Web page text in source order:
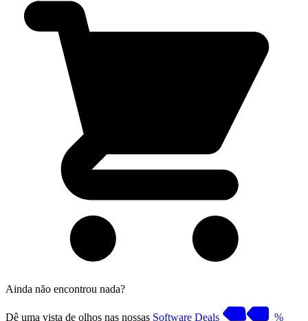
Ainda não encontrou nada?
Dê uma vista de olhos nas nossas Software Deals %